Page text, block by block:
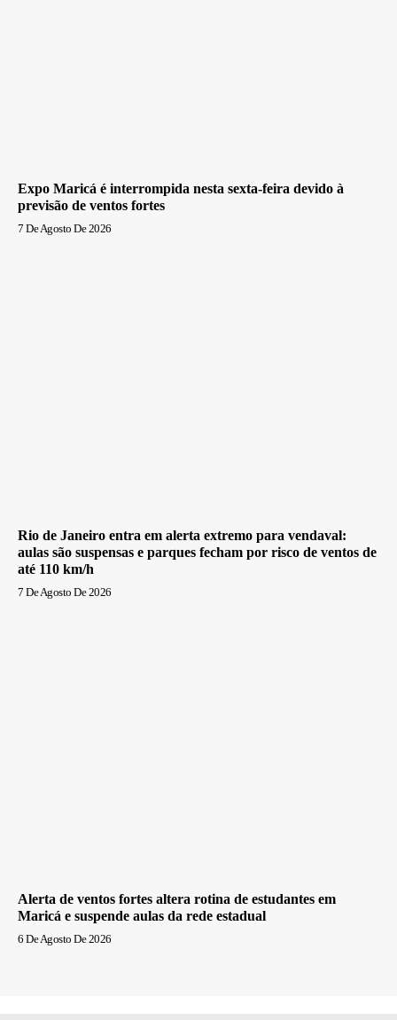
Expo Maricá é interrompida nesta sexta-feira devido à
previsão de ventos fortes
7 De Agosto De 2026
Rio de Janeiro entra em alerta extremo para vendaval:
aulas são suspensas e parques fecham por risco de ventos de
até 110 km/h
7 De Agosto De 2026
Alerta de ventos fortes altera rotina de estudantes em
Maricá e suspende aulas da rede estadual
6 De Agosto De 2026